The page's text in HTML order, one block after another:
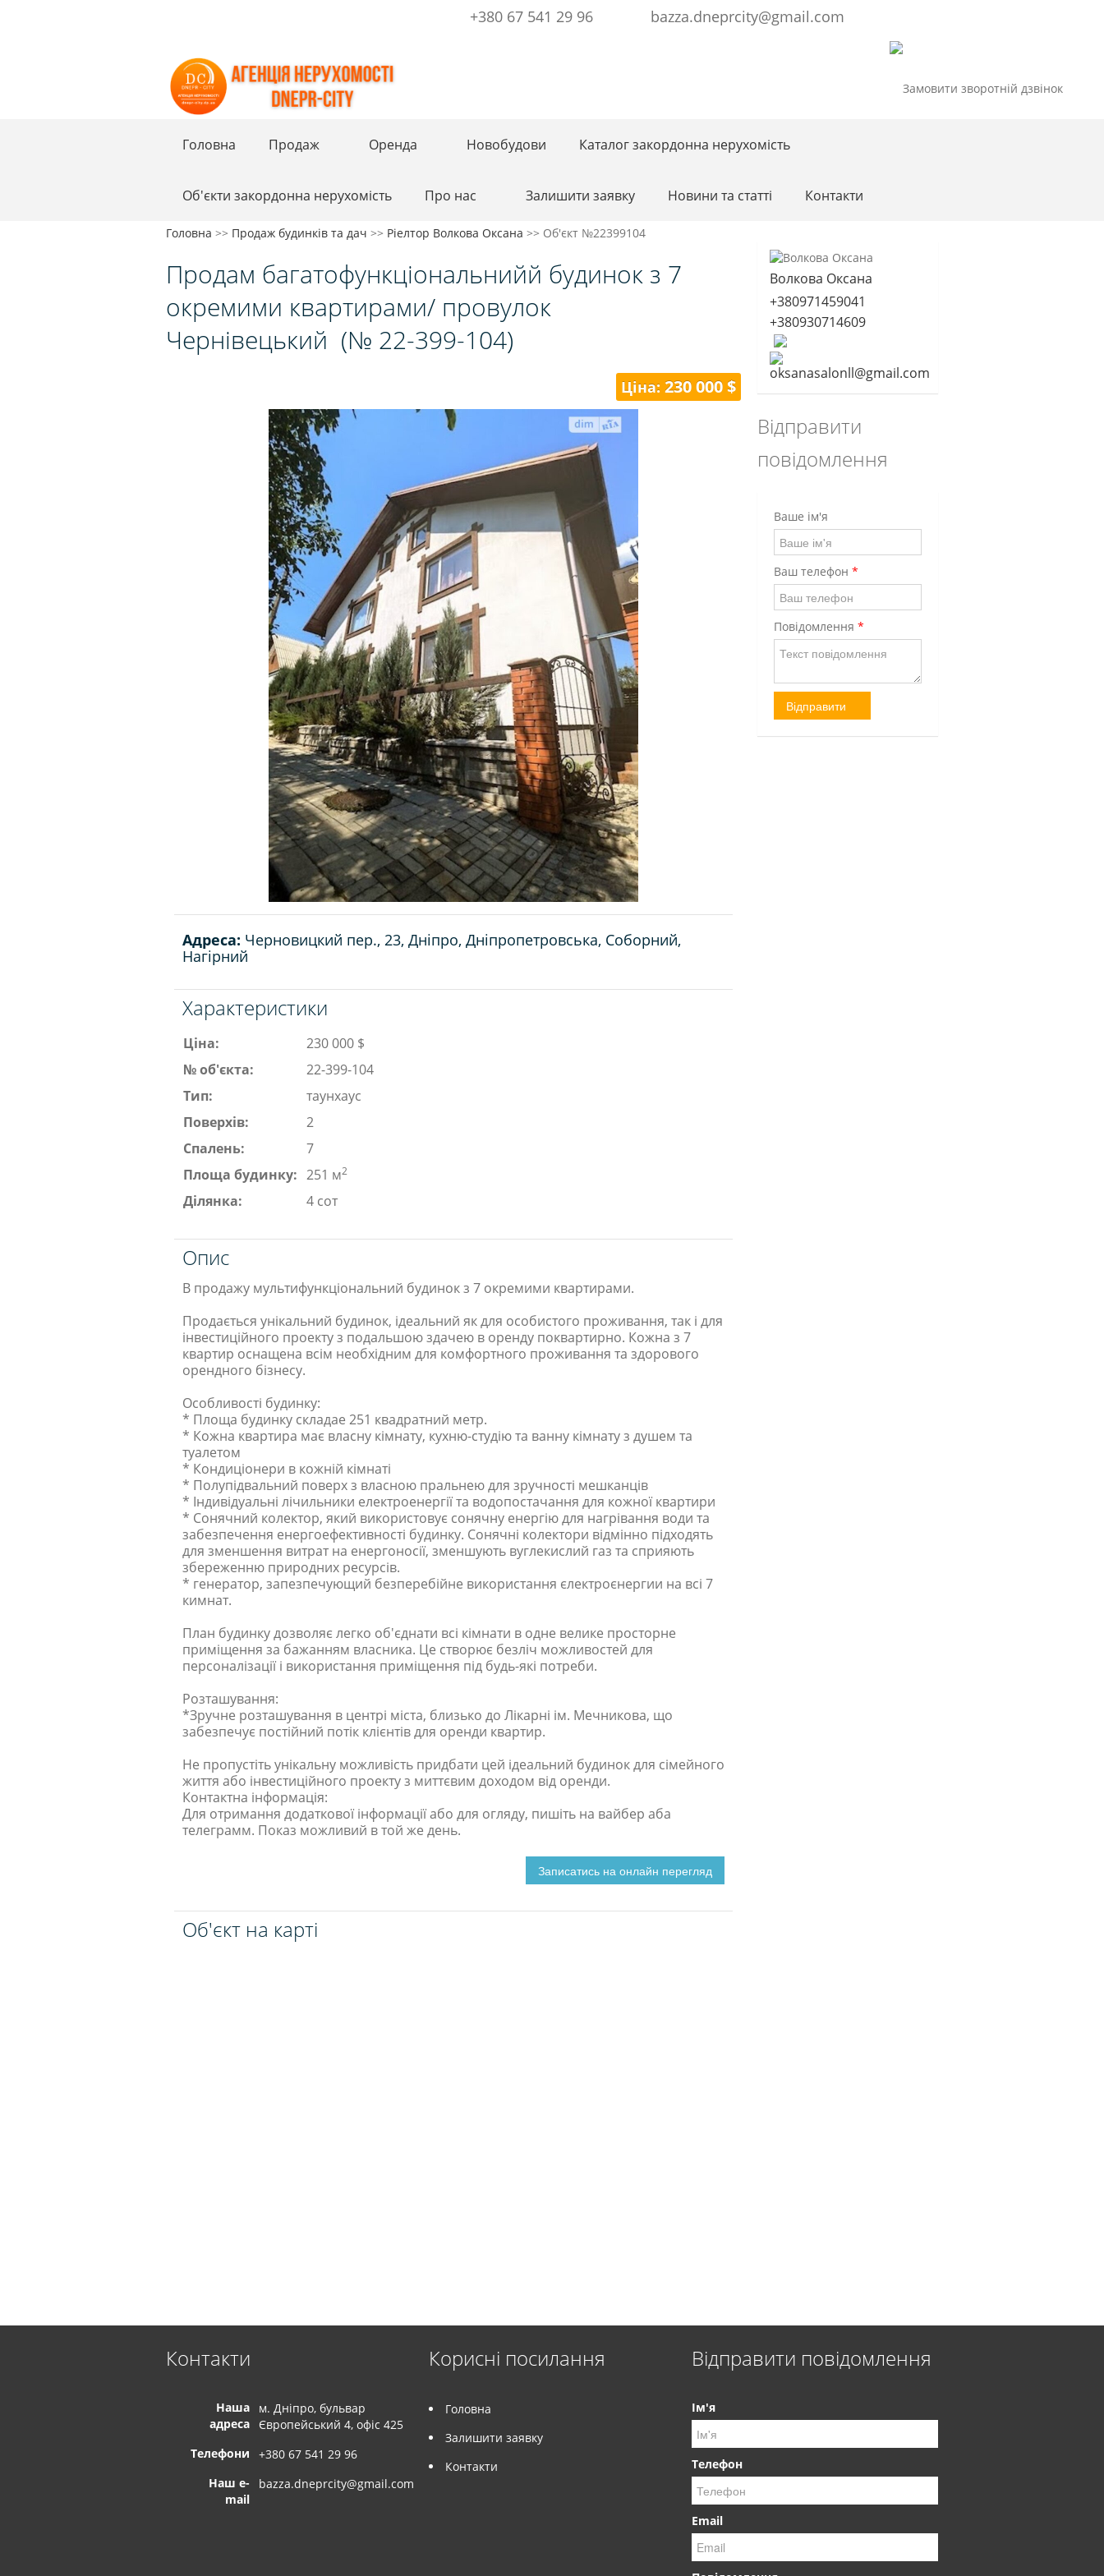
+380 67 541 29 96 bazza.dneprcity@gmail.com
Головна Продаж Оренда Новобудови Каталог закордонна нерухомість
Об'єкти закордонна нерухомість Про нас Залишити заявку Новини та статті Контакти
Головна >> Продаж будинків та дач >> Ріелтор Волкова Оксана >> Об'єкт №22399104
Продам багатофункціональнийй будинок з 7
окремими квартирами/ провулок
Чернівецький (№ 22-399-104)
Ціна: 230 000 $
Адреса: Черновицкий пер., 23, Дніпро, Дніпропетровська, Соборний,
Нагірний
Характеристики
Ціна:
230 000 $
№ об'єкта:
22-399-104
Тип:
таунхаус
Поверхів:
2
Спалень:
7
Площа будинку: 251 м2
Ділянка: 4 сот
Опис
В продажу мультифункціональний будинок з 7 окремими квартирами.
Продається унікальний будинок, ідеальний як для особистого проживання, так і для
інвестиційного проекту з подальшою здачею в оренду поквартирно. Кожна з 7
квартир оснащена всім необхідним для комфортного проживання та здорового
орендного бізнесу.
Особливості будинку:
* Площа будинку складае 251 квадратний метр.
* Кожна квартира має власну кімнату, кухню-студію та ванну кімнату з душем та
туалетом
* Кондиціонери в кожній кімнаті
* Полупідвальний поверх з власною пральнею для зручності мешканців
* Індивідуальні лічильники електроенергії та водопостачання для кожної квартири
* Сонячний колектор, який використовує сонячну енергію для нагрівання води та
забезпечення енергоефективності будинку. Сонячні колектори відмінно підходять
для зменшення витрат на енергоносії, зменшують вуглекислий газ та сприяють
збереженню природних ресурсів.
* генератор, запезпечующий безперебійне використання єлектроєнергии на всі 7
кимнат.
План будинку дозволяє легко об'єднати всі кімнати в одне велике просторне
приміщення за бажанням власника. Це створює безліч можливостей для
персоналізації і використання приміщення під будь-які потреби.
Розташування:
*Зручне розташування в центрі міста, близько до Лікарні ім. Мечникова, що
забезпечує постійний потік клієнтів для оренди квартир.
Не пропустіть унікальну можливість придбати цей ідеальний будинок для сімейного
життя або інвестиційного проекту з миттєвим доходом від оренди.
Контактна інформація:
Для отримання додаткової інформації або для огляду, пишіть на вайбер аба
телеграмм. Показ можливий в той же день.
Об'єкт на карті
Волкова Оксана
+380971459041
+380930714609
oksanasalonll@gmail.com
Відправити
повідомлення
Ваше ім'я
Ваш телефон *
Повідомлення *
Контакти
Наша
адреса
м. Дніпро, бульвар
Європейський 4, офіс 425
Телефони
+380 67 541 29 96
Наш e-
mail
bazza.dneprcity@gmail.com
Корисні посилання
Головна
Залишити заявку
Контакти
Відправити повідомлення
Ім'я
Телефон
Email